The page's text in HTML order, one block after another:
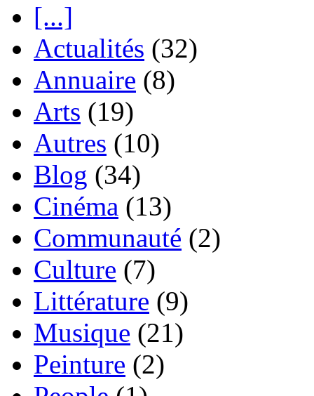
[...]
Actualités (32)
Annuaire (8)
Arts (19)
Autres (10)
Blog (34)
Cinéma (13)
Communauté (2)
Culture (7)
Littérature (9)
Musique (21)
Peinture (2)